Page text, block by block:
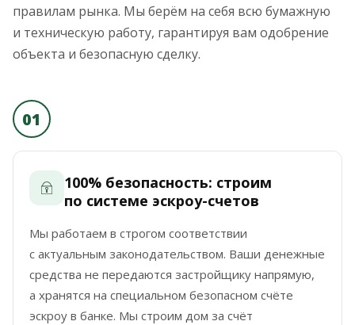
правилам рынка. Мы берём на себя всю бумажную
и техническую работу, гарантируя вам одобрение
объекта и безопасную сделку.
01
100% безопасность: строим
по системе эскроу-счетов
Мы работаем в строгом соответствии
с актуальным законодательством. Ваши денежные
средства не передаются застройщику напрямую,
а хранятся на специальном безопасном счёте
эскроу в банке. Мы строим дом за счёт